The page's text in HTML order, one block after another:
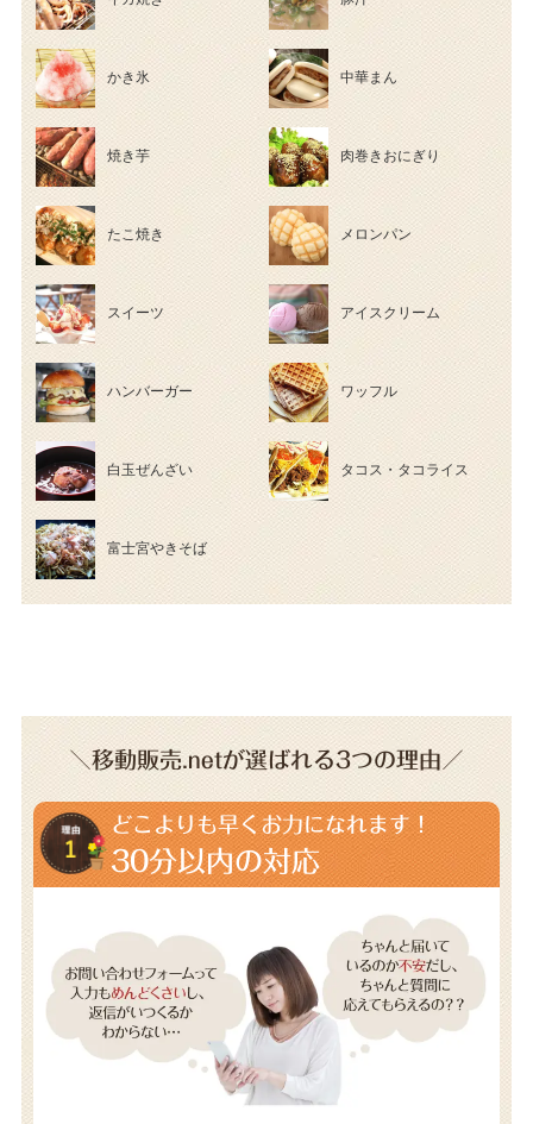
かき氷 中華まん
焼き芋 肉巻きおにぎり
たこ焼き メロンパン
スイーツ アイスクリーム
ハンバーガー ワッフル
白玉ぜんざい タコス・タコライス
富士宮やきそば
＼移動販売.netが選ばれる3つの理由／
どこよりも早くお力になれます！
30分以内の対応